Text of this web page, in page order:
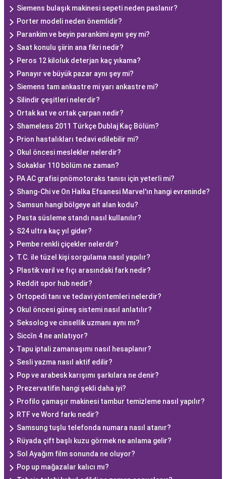
Siemens bulaşık makinesi sepeti neden paslanır?
Porter modeli neden önemlidir?
Parankim ve beyin parankimi aynı şey mi?
Saat konulu şiirin ana fikri nedir?
Peros 12 kiloluk deterjan kaç yıkama?
Panayır ve büyük pazar aynı şey mi?
Siemens tam ankastre mi yarı ankastre mi?
Silindir çeşitleri nelerdir?
Ortak kat ve ortak çarpan nedir?
Shameless 2011 Türkçe Dublaj Kaç Bölüm?
Prion hastalıkları tedavi edilebilir mi?
Okul öncesi meslekler nelerdir?
Sokaklar 110 bölüm ne zaman?
PA AC grafisi pnömotoraks tanısı için yeterli mi?
Shang-Chi ve On Halka Efsanesi Marvel'ın hangi evreninde?
Samsun hangi bölgeye ait alan kodu?
Pasta süsleme standı nasıl kullanılır?
S24 ultra kaç yıl gider?
Pembe renkli çiçekler nelerdir?
T.C. ile tüzel kişi sorgulama nasıl yapılır?
Plastik varil ve fıçı arasındaki fark nedir?
Reddit spor hub nedir?
Ortopedi tanı ve tedavi yöntemleri nelerdir?
Okul öncesi güneş sistemi nasıl anlatılır?
Seksolog ve cinsellik uzmanı aynı mı?
Siccîn 4 ne anlatıyor?
Tapu iptali zamanaşımı nasıl hesaplanır?
Sesli yazma nasıl aktif edilir?
Pop ve arabesk karışımı şarkılara ne denir?
Prezervatifin hangi şekli daha iyi?
Profilo çamaşır makinesi tambur temizleme nasıl yapılır?
RTF ve Word farkı nedir?
Samsung tuşlu telefonda numara nasıl atanır?
Rüyada çift başlı kuzu görmek ne anlama gelir?
Sol Ayağım film sonunda ne oluyor?
Pop up mağazalar kalıcı mı?